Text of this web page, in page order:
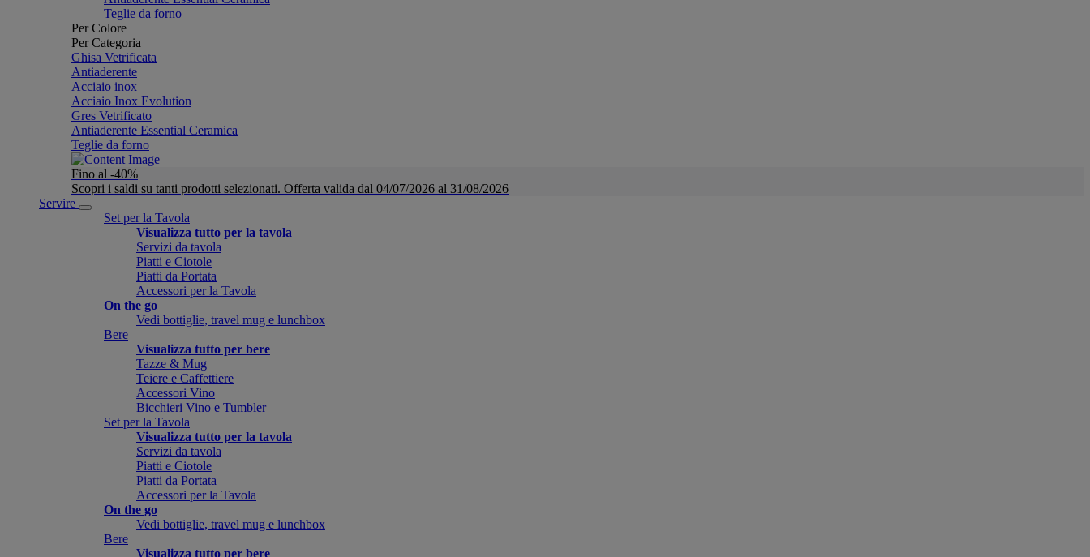
Teglie da forno
Per Colore
Per Categoria
Ghisa Vetrificata
Antiaderente
Acciaio inox
Acciaio Inox Evolution
Gres Vetrificato
Antiaderente Essential Ceramica
Teglie da forno
Fino al -40%
Scopri i saldi su tanti prodotti selezionati. Offerta valida dal 04/07/2026 al 31/08/2026
Servire
Set per la Tavola
Visualizza tutto per la tavola
Servizi da tavola
Piatti e Ciotole
Piatti da Portata
Accessori per la Tavola
On the go
Vedi bottiglie, travel mug e lunchbox
Bere
Visualizza tutto per bere
Tazze & Mug
Teiere e Caffettiere
Accessori Vino
Bicchieri Vino e Tumbler
Set per la Tavola
Visualizza tutto per la tavola
Servizi da tavola
Piatti e Ciotole
Piatti da Portata
Accessori per la Tavola
On the go
Vedi bottiglie, travel mug e lunchbox
Bere
Visualizza tutto per bere